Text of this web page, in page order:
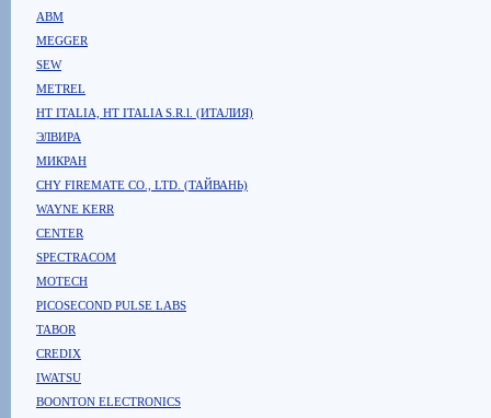
ABM
MEGGER
SEW
METREL
HT ITALIA, HT ITALIA S.R.l. (ИТАЛИЯ)
ЭЛВИРА
МИКРАН
CHY FIREMATE CO., LTD. (ТАЙВАНЬ)
WAYNE KERR
CENTER
SPECTRACOM
MOTECH
PICOSECOND PULSE LABS
TABOR
CREDIX
IWATSU
BOONTON ELECTRONICS